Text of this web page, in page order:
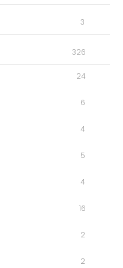
3
326
24
6
4
5
4
16
2
2